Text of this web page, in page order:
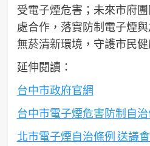
受電子煙危害；未來市府
處合作，落實防制電子煙
無菸清新環境，守護市民健
延伸閱讀：
台中市政府官網
台中市電子煙危害防制自
北市電子煙自治條例 送議